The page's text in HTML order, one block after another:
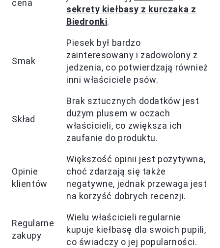
cena
sekrety kiełbasy z kurczaka z
Biedronki.
Smak
Piesek był bardzo
zainteresowany i zadowolony z
jedzenia, co potwierdzają również
inni właściciele psów.
Skład
Brak sztucznych dodatków jest
dużym plusem w oczach
właścicieli, co zwiększa ich
zaufanie do produktu.
Opinie
klientów
Większość opinii jest pozytywna,
choć zdarzają się także
negatywne, jednak przewaga jest
na korzyść dobrych recenzji.
Regularne
zakupy
Wielu właścicieli regularnie
kupuje kiełbasę dla swoich pupili,
co świadczy o jej popularności.